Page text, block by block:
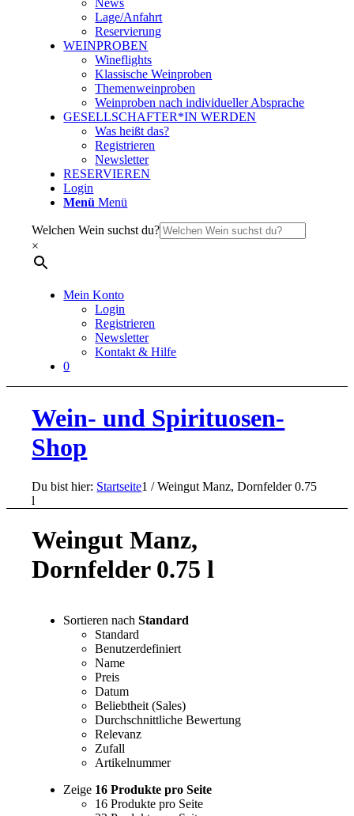
Lage/Anfahrt
Reservierung
WEINPROBEN
Wineflights
Klassische Weinproben
Themenweinproben
Weinproben nach individueller Absprache
GESELLSCHAFTER*IN WERDEN
Was heißt das?
Registrieren
Newsletter
RESERVIEREN
Login
Menü Menü
Welchen Wein suchst du?
×
Mein Konto
Login
Registrieren
Newsletter
Kontakt & Hilfe
0
Wein- und Spirituosen-
Shop
Du bist hier: Startseite1 / Weingut Manz, Dornfelder 0.75
l
Weingut Manz,
Dornfelder 0.75 l
Sortieren nachStandard
Standard
Benutzerdefiniert
Name
Preis
Datum
Beliebtheit (Sales)
Durchschnittliche Bewertung
Relevanz
Zufall
Artikelnummer
Zeige 16 Produkte pro Seite
16 Produkte pro Seite